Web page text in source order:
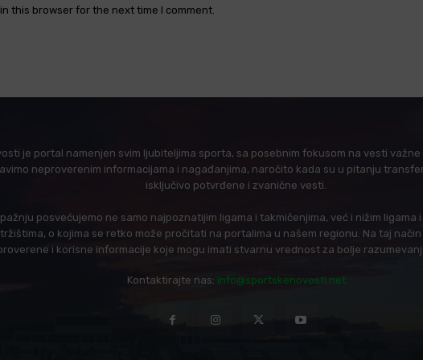
this browser for the next time I comment.
je portal namenjen svim ljubiteljima sporta, sa posebnim fokusom na vesti
neproverenim informacijama i nagađanjima, naročito kada su u pitanju
isključivo potvrđene i zvanične vesti.
posvećujemo ne samo najpoznatijim ligama i takmičenjima, već i nižim ligama
o kojima se retko može pročitati na portalima u našem regionu. Na taj
i korisne informacije koje mogu imati stvarnu vrednost za bolje
Kontaktirajte nas: info@sportskenovosti.net